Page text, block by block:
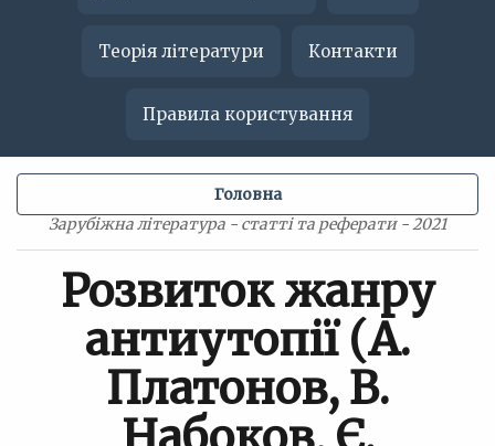
Теорія літератури Контакти
Правила користування
Зарубіжна література - статті та реферати - 2021
Головна
Розвиток жанру
антиутопії (А.
Платонов, В.